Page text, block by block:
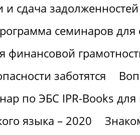
и сдача
семинаров для
финансовой
заботятся
по ЭБС IPR-Books для
языка – 2020